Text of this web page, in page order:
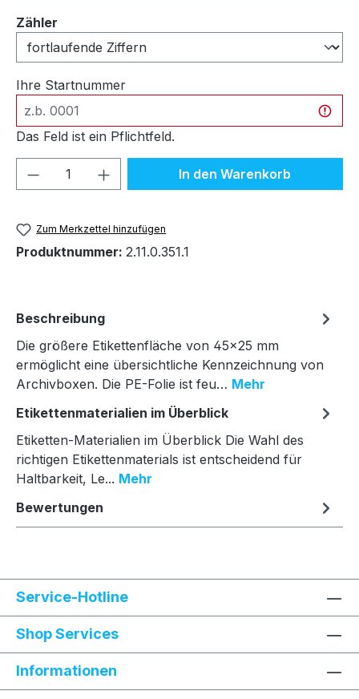
Zähler
Ihre Startnummer
Das Feld ist ein Pflichtfeld.
Produkt Anzahl: Gib denIn den Warenkorb
Zum Merkzettel hinzufügen
Produktnummer: 2.11.0.351.1
Beschreibung
Die größere Etikettenfläche von 45×25 mm
ermöglicht eine übersichtliche Kennzeichnung von
Archivboxen. Die PE-Folie ist feu… Mehr
Etikettenmaterialien im Überblick
Etiketten-Materialien im Überblick Die Wahl des
richtigen Etikettenmaterials ist entscheidend für
Haltbarkeit, Le... Mehr
Bewertungen
Service-Hotline
Shop Services
Informationen